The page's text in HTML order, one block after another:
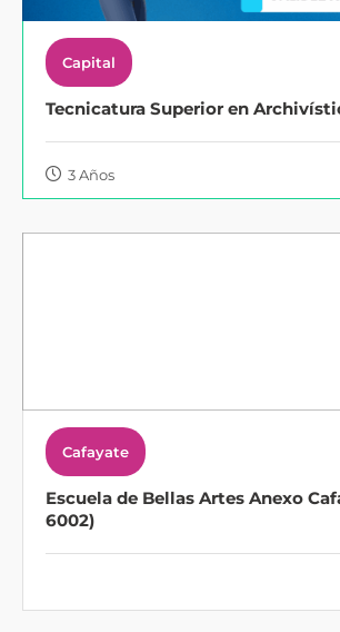
Capital
Tecnicatura Superior en
3 Años
Cafayate
Escuela de Bellas Artes Anexo
6002)